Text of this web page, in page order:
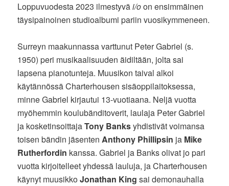
Loppuvuodesta 2023 ilmestyväi/oon ensimmäinen
täysipainoinen studioalbumi pariin vuosikymmeneen.
Surreyn maakunnassa varttunut Peter Gabriel (s.
1950) peri musikaalisuuden äidiltään, jolta sai
lapsena pianotunteja. Muusikon taival alkoi
käytännössä Charterhousen sisäoppilaitoksessa,
minne Gabriel kirjautui 13-vuotiaana. Neljä vuotta
myöhemmin koulubänditoverit, laulaja Peter Gabriel
ja kosketinsoittajaTony Banksyhdistivät voimansa
toisen bändin jäsentenAnthony Phillipsin ja Mike
Rutherfordin kanssa. Gabriel ja Banks olivat jo pari
vuotta kirjoitelleet yhdessä lauluja, ja Charterhousen
käynyt muusikkoJonathan King sai demonauhalla